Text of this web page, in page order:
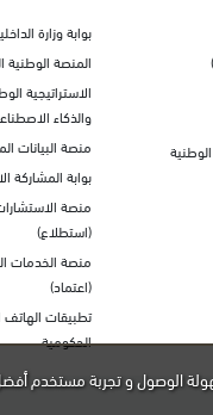
بوابة وزارة
المنصة الوطنية
الاستراتيجية
والذكاء
منصة البيانات
بوابة المشاركة
منصة
(استطلاع)
منصة الخدمات
(اعتماد)
تطبيقات
الحكومية
الوصول و تجربة مستخدم